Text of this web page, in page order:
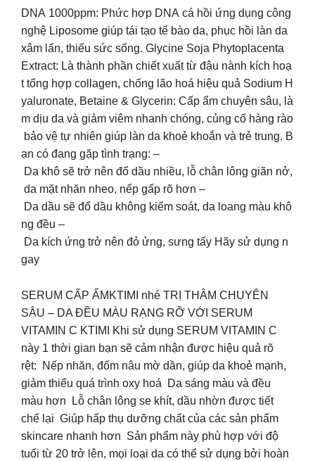
DNA 1000ppm: Phức hợp DNA cá hồi ứng dụng công
nghệ Liposome giúp tái tạo tế bào da, phục hồi làn da
xâm lấn, thiếu sức sống. Glycine Soja Phytoplacenta
Extract: Là thành phần chiết xuất từ đậu nành kích hoạ
t tổng hợp collagen, chống lão hoá hiệu quả Sodium H
yaluronate, Betaine & Glycerin: Cấp ẩm chuyên sâu, là
m dịu da và giảm viêm nhanh chóng, củng cố hàng rào
bảo vệ tự nhiên giúp làn da khoẻ khoắn và trẻ trung. B
ạn có đang gặp tình trạng: –
Da khô sẽ trở nên đổ dầu nhiều, lỗ chân lông giãn nở,
da mặt nhăn nheo, nếp gấp rõ hơn –
Da dầu sẽ đổ dầu không kiểm soát, da loang màu khô
ng đều –
Da kích ứng trở nên đỏ ửng, sưng tấy Hãy sử dụng n
gay
SERUM CẤP ẨMKTIMI nhé TRỊ THÂM CHUYÊN
SÂU – DA ĐỀU MÀU RẠNG RỠ VỚI SERUM
VITAMIN C KTIMI Khi sử dụng SERUM VITAMIN C
này 1 thời gian bạn sẽ cảm nhận được hiệu quả rõ
rệt: Nếp nhăn, đốm nâu mờ dần, giúp da khoẻ mạnh,
giảm thiểu quá trình oxy hoá Da sáng màu và đều
màu hơn Lỗ chân lông se khít, dầu nhờn được tiết
chế lại Giúp hấp thụ dưỡng chất của các sản phẩm
skincare nhanh hơn Sản phẩm này phù hợp với độ
tuổi từ 20 trở lên, mọi loại da có thể sử dụng bởi hoàn